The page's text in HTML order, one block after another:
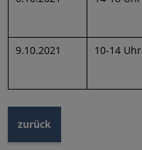
9.10.2021
10-14 Uhr
zurück